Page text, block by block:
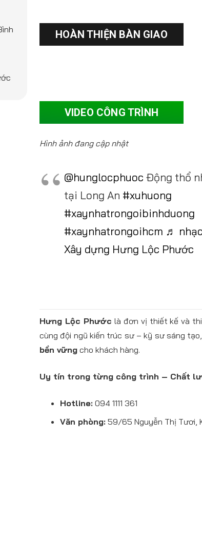
HOÀN THIỆN BÀN GIAO
VIDEO CÔNG TRÌNH
Hình ảnh đang cập nhật
@hunglocphuoc Động thổ
tại Long An #xuhuong
#xaynhatrongoibinhduong
#xaynhatrongoihcm ♬
Xây dựng Hưng Lộc Phước
Hưng Lộc Phước là đơn vị thiết kế và
cùng đội ngũ kiến trúc sư – kỹ sư sáng
bền vững cho khách hàng.
Uy tín trong từng công trình – Chất
Hotline: 094 1111 361
Văn phòng: 59/65 Nguyễn Thị Tươi,